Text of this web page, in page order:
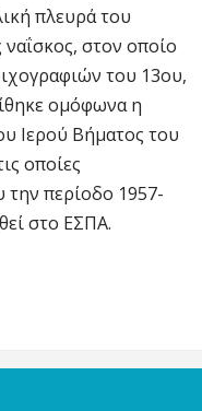
πλευρά του
στον οποίο
του 13ου,
ομόφωνα η
Ιερού Βήματος του
οποίες
περίοδο 1957-
στο ΕΣΠΑ.